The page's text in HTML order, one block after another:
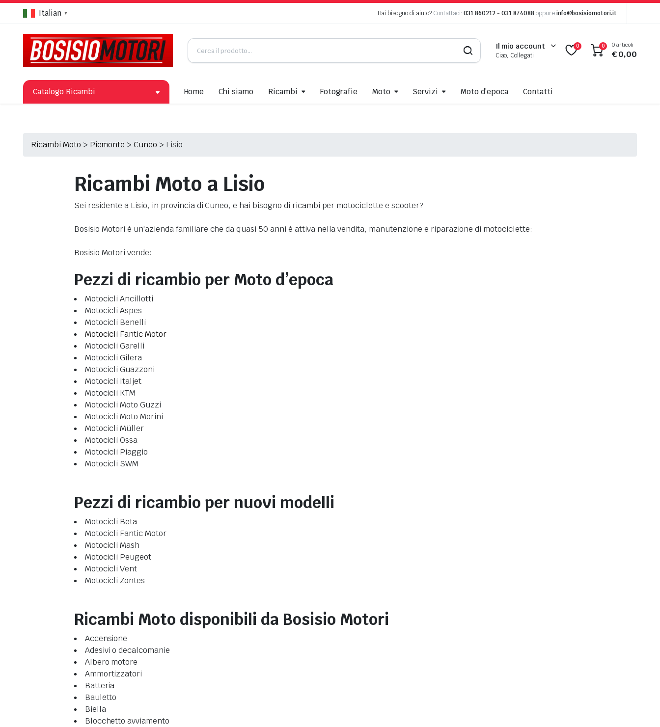
Italian ▼ Hai bisogno di aiuto? Contattaci: 031 860212-031 874088oppure info@bosisiomotori.it
Il mio account
Ciao, Collegati
0 0 0 articoli
€0,00
Catalogo Ricambi Home Chi siamo Ricambi Fotografie Moto Servizi Moto d’epoca Contatti
Ricambi Moto > Piemonte >Cuneo > Lisio
Ricambi Moto a Lisio
Sei residente a Lisio, in provincia di Cuneo, e hai bisogno di ricambi per motociclette e scooter?
Bosisio Motori è un'azienda familiare che da quasi 50 anni è attiva nella vendita, manutenzione e riparazione di motociclette:
Bosisio Motori vende:
Pezzi di ricambio per Moto d’epoca
Motocicli Ancillotti
Motocicli Aspes
Motocicli Benelli
Motocicli Fantic Motor
Motocicli Garelli
Motocicli Gilera
Motocicli Guazzoni
Motocicli Italjet
Motocicli KTM
Motocicli Moto Guzzi
Motocicli Moto Morini
Motocicli Müller
Motocicli Ossa
Motocicli Piaggio
Motocicli SWM
Pezzi di ricambio per nuovi modelli
Motocicli Beta
Motocicli Fantic Motor
Motocicli Mash
Motocicli Peugeot
Motocicli Vent
Motocicli Zontes
Ricambi Moto disponibili da Bosisio Motori
Accensione
Adesivi o decalcomanie
Albero motore
Ammortizzatori
Batteria
Bauletto
Biella
Blocchetto avviamento